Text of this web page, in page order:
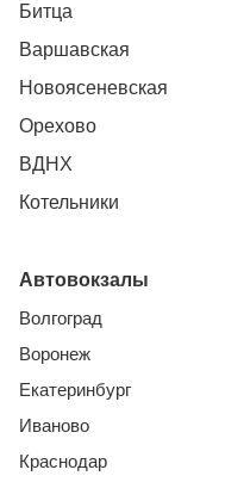
Битца
Варшавская
Новоясеневская
Орехово
ВДНХ
Котельники
Автовокзалы
Волгоград
Воронеж
Екатеринбург
Иваново
Краснодар